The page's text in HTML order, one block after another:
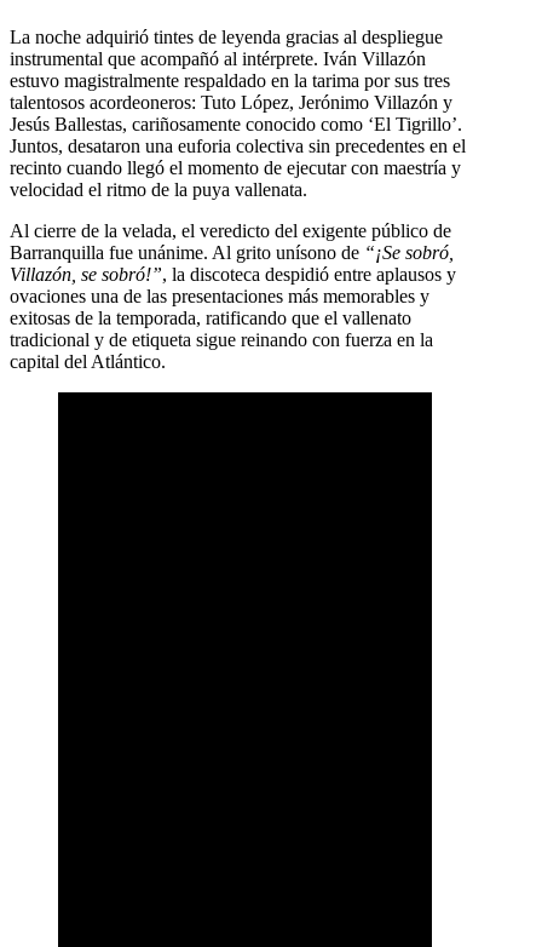
La noche adquirió tintes de leyenda gracias al despliegue
instrumental que acompañó al intérprete. Iván Villazón
estuvo magistralmente respaldado en la tarima por sus tres
talentosos acordeoneros: Tuto López, Jerónimo Villazón y
Jesús Ballestas, cariñosamente conocido como ‘El Tigrillo’.
Juntos, desataron una euforia colectiva sin precedentes en el
recinto cuando llegó el momento de ejecutar con maestría y
velocidad el ritmo de la puya vallenata.
Al cierre de la velada, el veredicto del exigente público de
Barranquilla fue unánime. Al grito unísono de “¡Se sobró,
Villazón, se sobró!”, la discoteca despidió entre aplausos y
ovaciones una de las presentaciones más memorables y
exitosas de la temporada, ratificando que el vallenato
tradicional y de etiqueta sigue reinando con fuerza en la
capital del Atlántico.